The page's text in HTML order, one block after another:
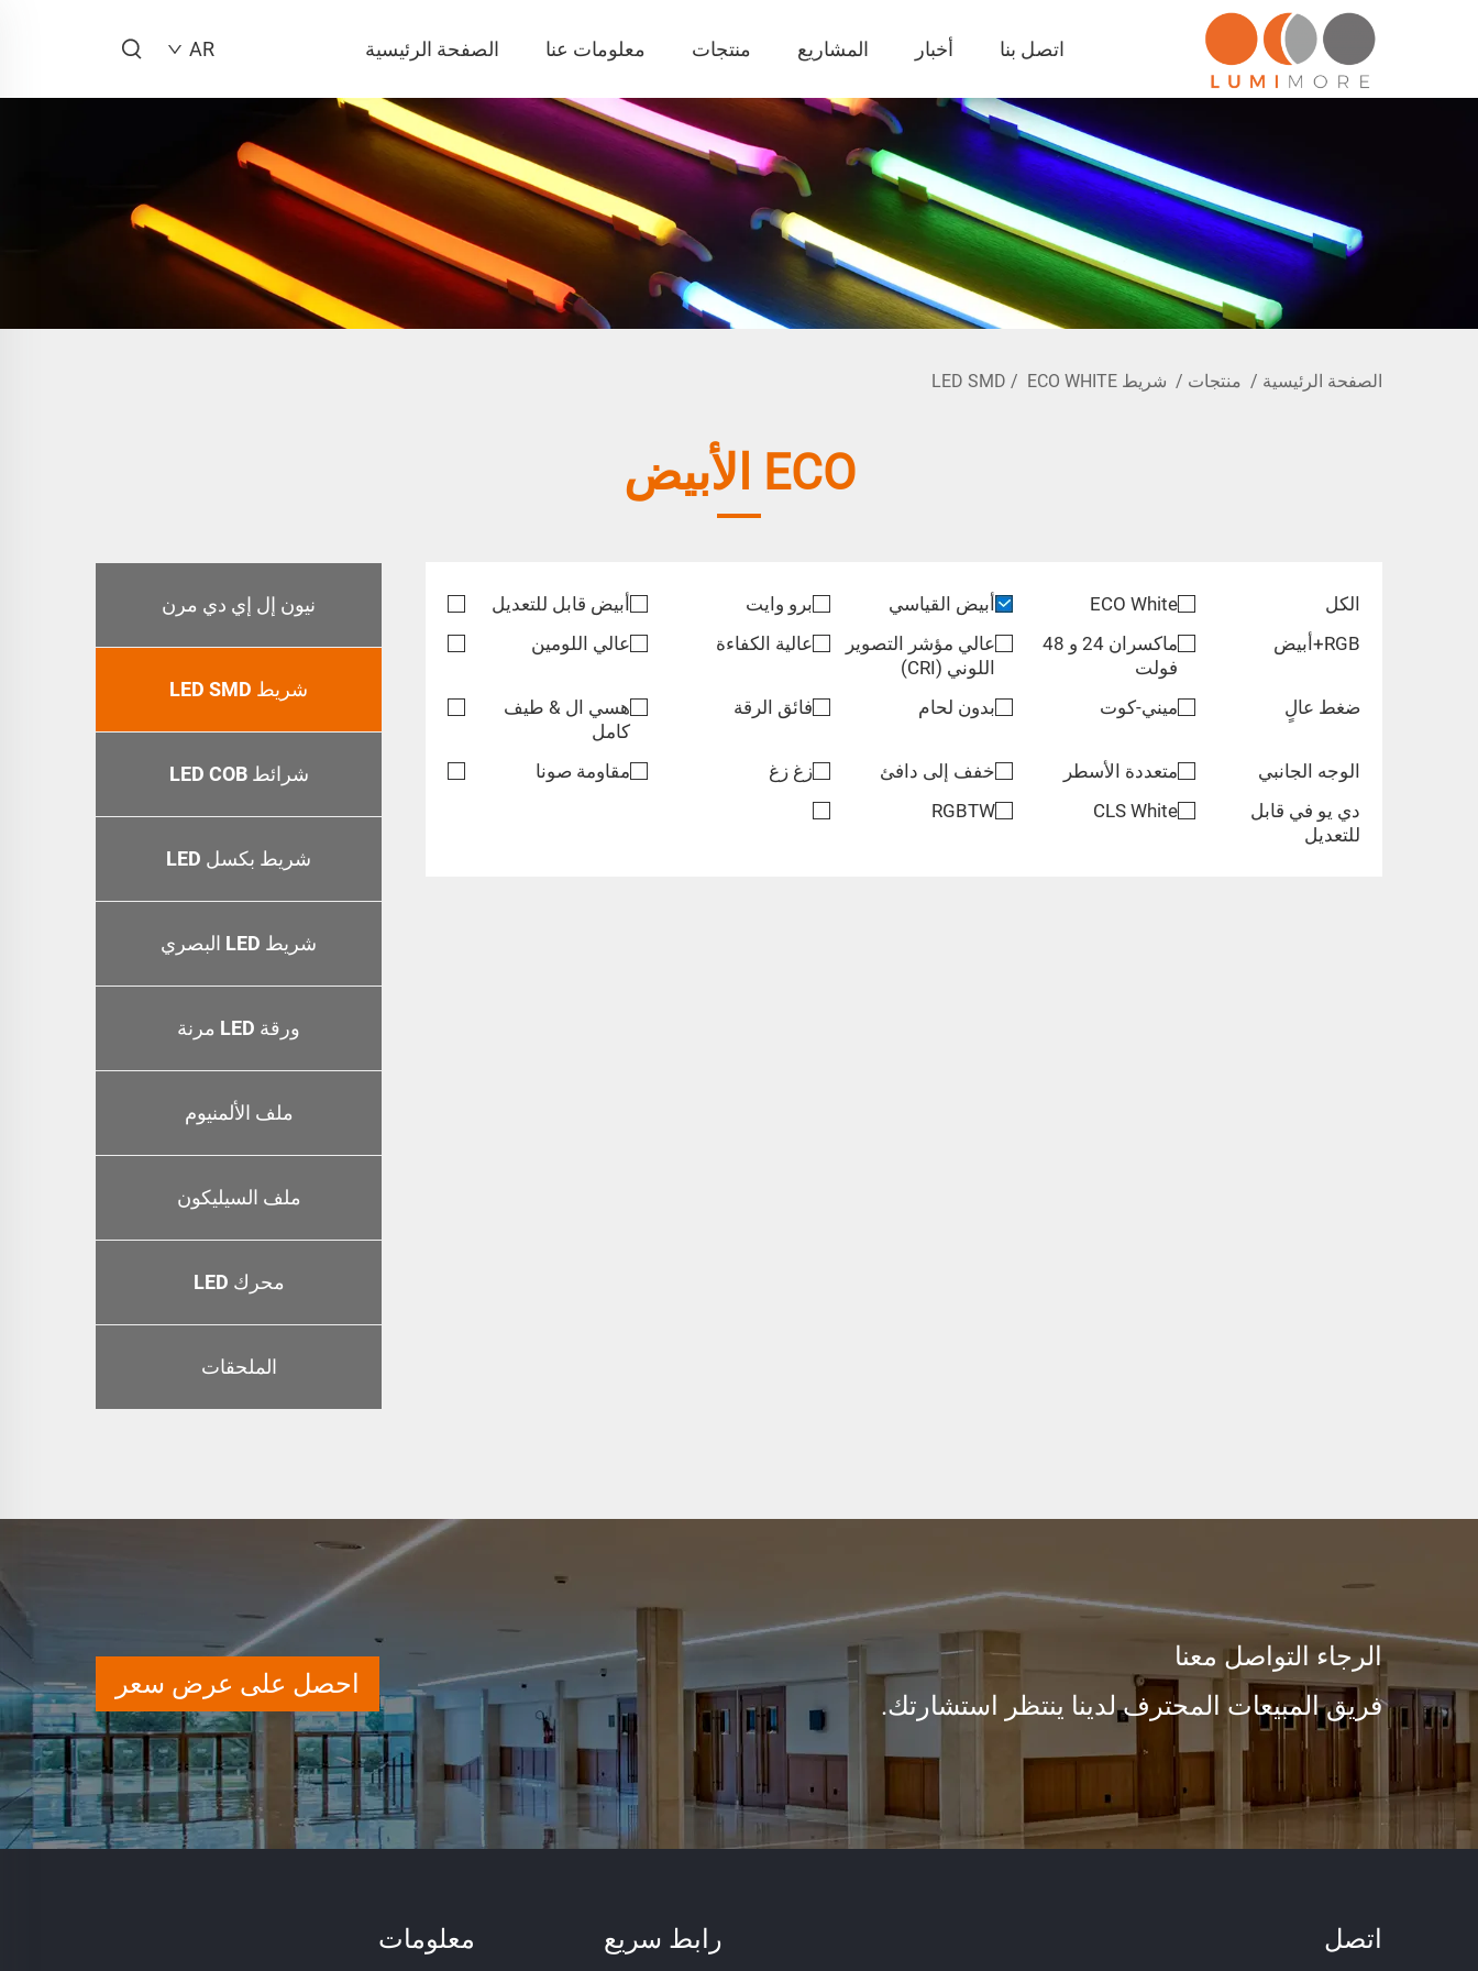
الصفحة الرئيسية معلومات عنا منتجات المشاريع أخبار اتصل بنا AR
الصفحة الرئيسية / منتجات / شريط LED SMD / ECO WHITE
ECO الأبيض
نيون إل إي دي مرن
شريط LED SMD
شرائط LED COB
شريط بكسل LED
شريط LED البصري
ورقة LED مرنة
ملف الألمنيوم
ملف السيليكون
محرك LED
الملحقات
الكل ECO White أبيض القياسي برو وايت
أبيض قابل للتعديل
RGB+أبيض
ماكسران 24 و 48
فولت
عالي مؤشر التصوير
اللوني (CRI)
عالية الكفاءة عالي اللومين
ضغط عالٍ ميني-كوت بدون لحام فائق الرقة
هسي ال & طيف
كامل
الوجه الجانبي
متعددة الأسطر خفف إلى دافئ زغ زغ
مقاومة صونا
دي يو في قابل
للتعديل
CLS White
RGBTW
الرجاء التواصل معنا
فريق المبيعات المحترف لدينا ينتظر استشارتك.
احصل على عرض سعر
اتصل رابط سريع معلومات